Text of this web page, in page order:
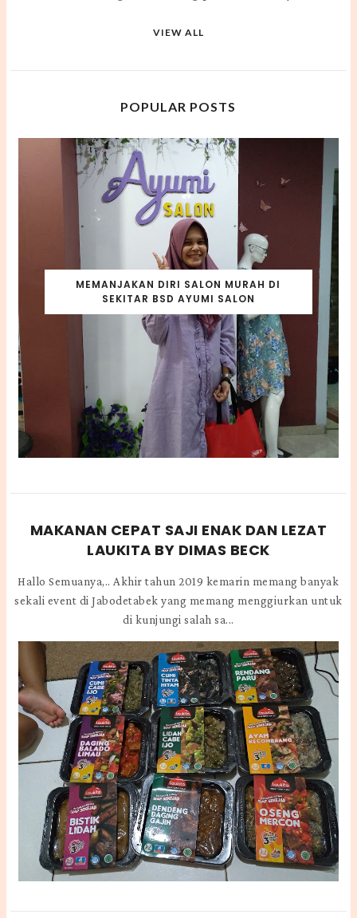
VIEW ALL
POPULAR POSTS
MEMANJAKAN DIRI SALON MURAH DI
SEKITAR BSD AYUMI SALON
MAKANAN CEPAT SAJI ENAK DAN LEZAT
LAUKITA BY DIMAS BECK
Hallo Semuanya,.. Akhir tahun 2019 kemarin memang banyak
sekali event di Jabodetabek yang memang menggiurkan untuk
di kunjungi salah sa...